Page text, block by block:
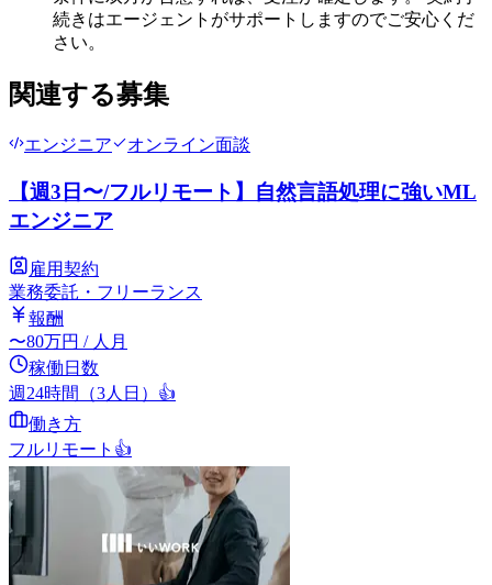
続きはエージェントがサポートしますのでご安心くだ
さい。
関連する募集
エンジニア オンライン面談
【週3日〜/フルリモート】自然言語処理に強いML
エンジニア
雇用契約
業務委託・フリーランス
報酬
〜80万円 / 人月
稼働日数
週24時間（3人日） 👍
働き方
フルリモート 👍